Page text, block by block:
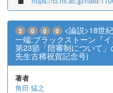
2 0 0 0
<論説>18世
一端:ブラックストーン『
第23節「陪審制について
先生古稀祝賀記念号)
著者
角田 猛之